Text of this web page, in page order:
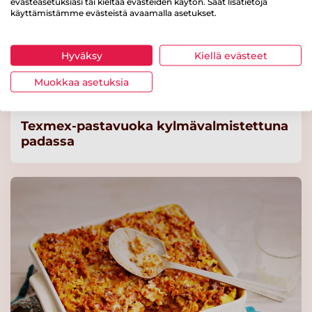
kg (n. 110 g) laktoositon
Valio jogurtti 5 kg rasvaton
mango-vanilja laktoositon
rasvaton mango-vanilja
Lue lisää
Valio Oltermanni 17%
Kasviöljy
Lue lisää
Texmex-pastavuoka kylmävalmistettuna
padassa
käyttämistämme evästeistä avaamalla asetukset.
Hyväksy Kiellä evästeet
Muokkaa asetuksia